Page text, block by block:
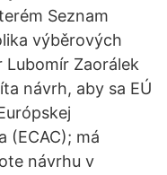
Seznam
výběrových
Zaorálek
návrh, aby sa EÚ
(ECAC); má
návrhu v